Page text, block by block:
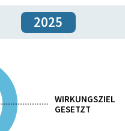
2025
WIRKUNGSZIEL
GESETZT